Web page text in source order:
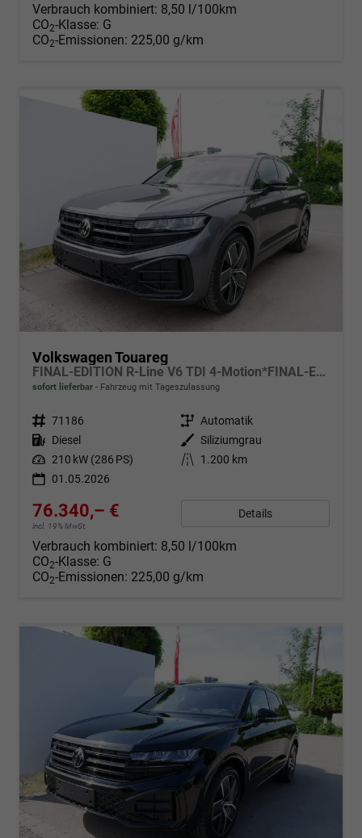
Verbrauch kombiniert: 8,50 l/100km
CO2-Klasse: G
CO2-Emissionen: 225,00 g/km
Volkswagen Touareg
FINAL-EDITION R-Line V6 TDI 4-Motion*FINAL-EDITION*AHK-SCHWENKBAR*NAVI*ACC*PDC*LED*SHZ*21-ZOLL
sofort lieferbar Fahrzeug mit Tageszulassung
Fahrzeugnr. 71186 Getriebe Automatik
Kraftstoff Diesel Außenfarbe Siliziumgrau
Leistung 210 kW (286 PS) Kilometerstand
1.200 km
01.05.2026
76.340,– €
incl. 19% MwSt.
Details
Verbrauch kombiniert: 8,50 l/100km
CO2-Klasse: G
CO2-Emissionen: 225,00 g/km